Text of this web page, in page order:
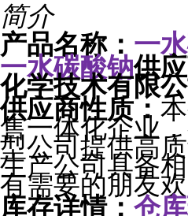
简介
产品名称： 一
一水碳酸钠供
化学技术有限
供应商性质：
售一体化企业
型公司提供高
生产公司具备
有需要的朋友
库存详情：仓